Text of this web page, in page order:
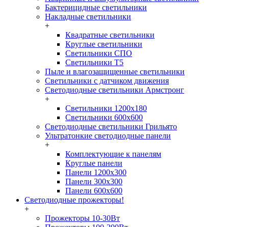
Бактерицидные светильники
Накладные светильники
+
Квадратные светильники
Круглые светильники
Светильники СПО
Светильники Т5
Пыле и влагозащищенные светильники
Светильники с датчиком движения
Светодиодные светильники Армстронг
+
Светильники 1200х180
Светильники 600х600
Светодиодные светильники Грильято
Ультратонкие светодиодные панели
+
Комплектующие к панелям
Круглые панели
Панели 1200х300
Панели 300х300
Панели 600х600
Светодиодные прожекторы!
+
Прожекторы 10-30Вт